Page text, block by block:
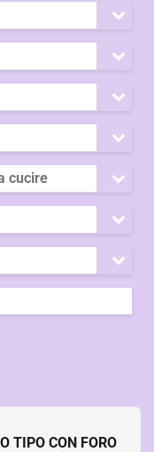
cucire
TIPO CON FORO